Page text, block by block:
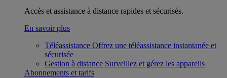
Accès et assistance à distance rapides et sécurisés.
En savoir plus
Téléassistance Offrez une téléassistance instantanée et
sécurisée
Gestion à distance Surveillez et gérez les appareils
Abonnements et tarifs